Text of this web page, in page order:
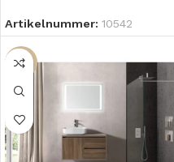
Artikelnummer: 10542
SALE